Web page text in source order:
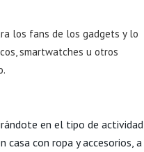
los fans de los gadgets y lo
smartwatches u otros
en el tipo de actividad
casa con ropa y accesorios, a